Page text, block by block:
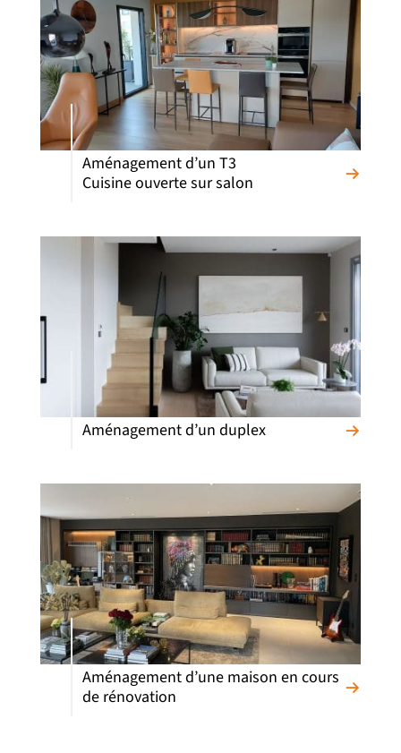
Aménagement d’un T3
Cuisine ouverte sur salon
Aménagement d’un duplex
Aménagement d’une maison en cours
de rénovation